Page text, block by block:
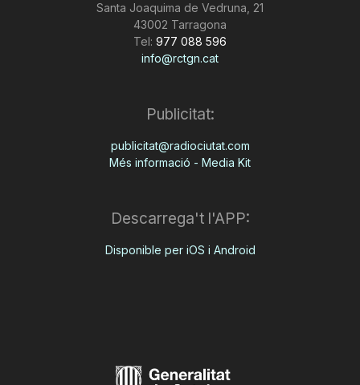
Santa Joaquima de Vedruna, 21
43002 Tarragona
Tel: 977 088 596
info@rctgn.cat
Publicitat:
publicitat@radiociutat.com
Més informació - Media Kit
Descarrega't l'APP:
Disponible per iOS i Android